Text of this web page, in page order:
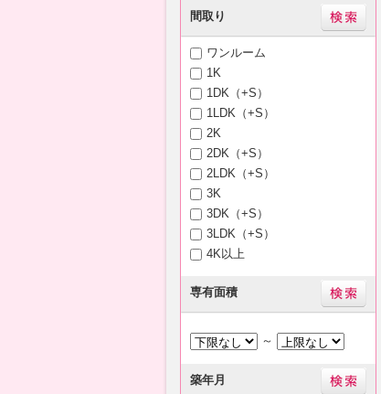
間取り
ワンルーム
1K
1DK（+S）
1LDK（+S）
2K
2DK（+S）
2LDK（+S）
3K
3DK（+S）
3LDK（+S）
4K以上
専有面積
～
築年月